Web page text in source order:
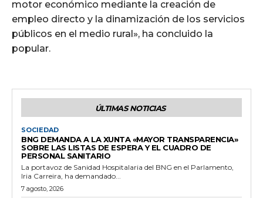
motor económico mediante la creación de
empleo directo y la dinamización de los servicios
públicos en el medio rural», ha concluido la
popular.
ÚLTIMAS NOTICIAS
SOCIEDAD
BNG DEMANDA A LA XUNTA «MAYOR TRANSPARENCIA»
SOBRE LAS LISTAS DE ESPERA Y EL CUADRO DE
PERSONAL SANITARIO
La portavoz de Sanidad Hospitalaria del BNG en el Parlamento,
Iria Carreira, ha demandado...
7 agosto, 2026